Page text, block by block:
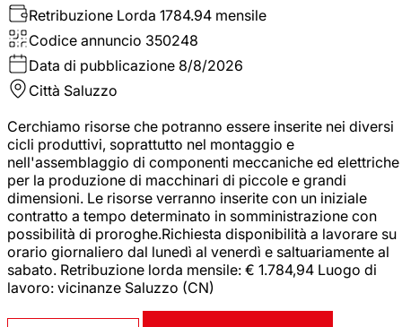
Retribuzione Lorda 1784.94 mensile
Codice annuncio 350248
Data di pubblicazione 8/8/2026
Città Saluzzo
Cerchiamo risorse che potranno essere inserite nei diversi
cicli produttivi, soprattutto nel montaggio e
nell'assemblaggio di componenti meccaniche ed elettriche
per la produzione di macchinari di piccole e grandi
dimensioni. Le risorse verranno inserite con un iniziale
contratto a tempo determinato in somministrazione con
possibilità di proroghe.Richiesta disponibilità a lavorare su
orario giornaliero dal lunedì al venerdì e saltuariamente al
sabato. Retribuzione lorda mensile: € 1.784,94 Luogo di
lavoro: vicinanze Saluzzo (CN)